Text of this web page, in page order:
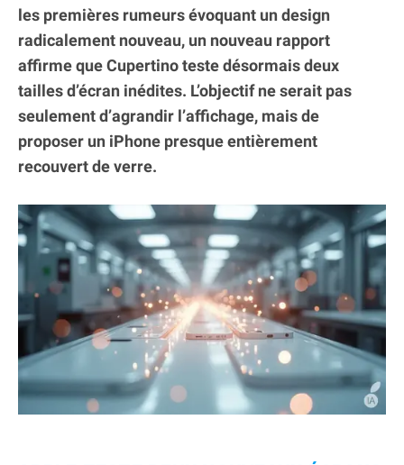
les premières rumeurs évoquant un design
radicalement nouveau, un nouveau rapport
affirme que Cupertino teste désormais deux
tailles d’écran inédites. L’objectif ne serait pas
seulement d’agrandir l’affichage, mais de
proposer un iPhone presque entièrement
recouvert de verre.